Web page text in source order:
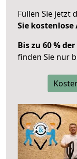
Füllen Sie jetzt
Sie kostenlose
Bis zu 60 %
finden Sie nur